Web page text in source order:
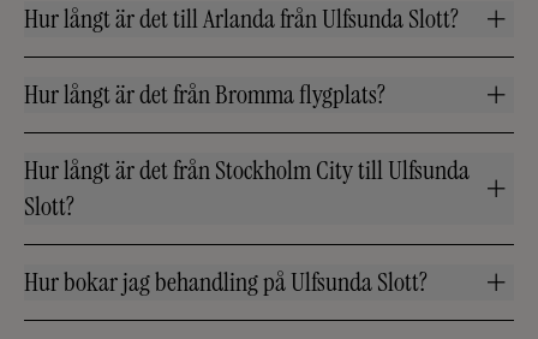
Hur långt är det till Arlanda från Ulfsunda Slott?
Hur långt är det från Bromma flygplats?
Hur långt är det från Stockholm City till Ulfsunda
Slott?
Hur bokar jag behandling på Ulfsunda Slott?